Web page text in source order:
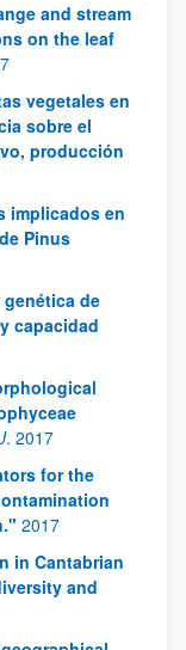
and stream
on the leaf
vegetales en
sobre el
producción
implicados en
Pinus
de
capacidad
. 2017
for the
2017
in Cantabrian
and